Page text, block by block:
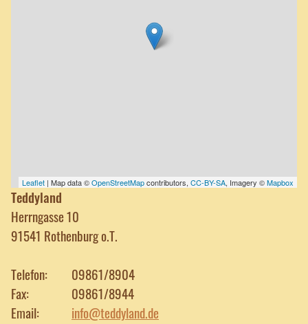
Leaflet | Map data ©OpenStreetMapcontributors, CC-BY-SA, Imagery ©Mapbox
Teddyland
Herrngasse 10
91541 Rothenburg o.T.
Telefon:
09861/8904
Fax:
09861/8944
Email:
info@teddyland.de